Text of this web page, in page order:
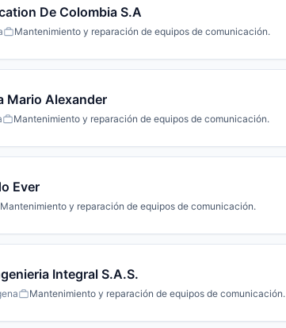
De Colombia S.A
Mantenimiento y reparación de equipos de comunicación.
Mario Alexander
Mantenimiento y reparación de equipos de comunicación.
Ever
Mantenimiento y reparación de equipos de comunicación.
Integral S.A.S.
Mantenimiento y reparación de equipos de comunicación.